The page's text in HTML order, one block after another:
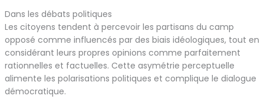
Dans les débats politiques
Les citoyens tendent à percevoir les partisans du camp
opposé comme influencés par des biais idéologiques, tout en
considérant leurs propres opinions comme parfaitement
rationnelles et factuelles. Cette asymétrie perceptuelle
alimente les polarisations politiques et complique le dialogue
démocratique.